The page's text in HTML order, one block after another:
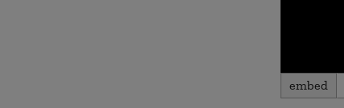
0
seconds
embed